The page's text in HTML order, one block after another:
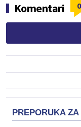
Komentari 0
PREPORUKA ZA